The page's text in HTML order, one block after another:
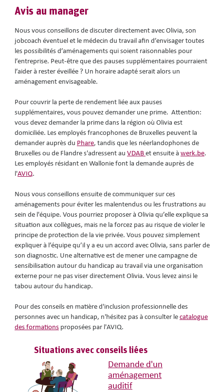
Avis au manager
Nous vous conseillons de discuter directement avec Olivia, son
jobcoach éventuel et le médecin du travail afin d’envisager toutes
les possibilités d’aménagements qui soient raisonnables pour
l’entreprise. Peut-être que des pauses supplémentaires pourraient
l’aider à rester éveillée ? Un horaire adapté serait alors un
aménagement envisageable.
Pour couvrir la perte de rendement liée aux pauses
supplémentaires, vous pouvez demander une prime. Attention:
vous devez demander la prime dans la région où Olivia est
domiciliée. Les employés francophones de Bruxelles peuvent la
demander auprès du Phare, tandis que les néerlandophones de
Bruxelles ou de Flandre s'adressent au VDAB et ensuite à werk.be.
Les employés résidant en Wallonie font la demande auprès de
l'AVIQ.
Nous vous conseillons ensuite de communiquer sur ces
aménagements pour éviter les malentendus ou les frustrations au
sein de l'équipe. Vous pourriez proposer à Olivia qu’elle explique sa
situation aux collègues, mais ne la forcez pas au risque de violer le
principe de protection de la vie privée. Vous pouvez simplement
expliquer à l’équipe qu’il y a eu un accord avec Olivia, sans parler de
son diagnostic. Une alternative est de mener une campagne de
sensibilisation autour du handicap au travail via une organisation
externe pour ne pas viser directement Olivia. Vous levez ainsi le
tabou autour du handicap.
Pour des conseils en matière d'inclusion professionnelle des
personnes avec un handicap, n'hésitez pas à consulter le catalogue
des formations proposées par l'AVIQ.
Situations avec conseils liées
Demande d'un
aménagement
auditif